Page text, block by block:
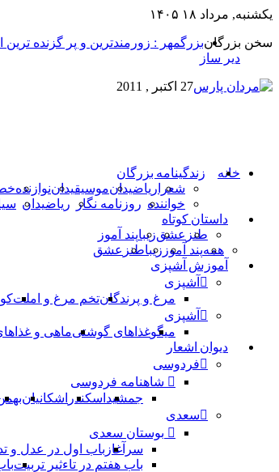
یکشنبه, مرداد ۱۸ ۱۴۰۵
سخن بزرگانبزرگمهر : زورمندترین و پر گزنده
دیر ساز
خانه زندگینامه بزرگان
شعرا ریاضیدانموسیقیداننوازنده
خواننده روزنامه نگار ریاضیدان
داستان کوتاه
طنز عشقزیباپند آموز
همهپند آموز زیباطنز عشق
آموزش آشپزی
آشپزی
مرغ و پرندگانتخم مرغ و املت
آشپزی
میگوغذاهای گوشتیماهی و
دیوان اشعار
فردوسی
شاهنامه فردوسی
جمشید اسکندر اشکانیان
سعدی
بوستان سعدی
سرآغاز باب اول در عدل و
باب هفتم در تاءثیر تربیت
27 اکتبر , 2011